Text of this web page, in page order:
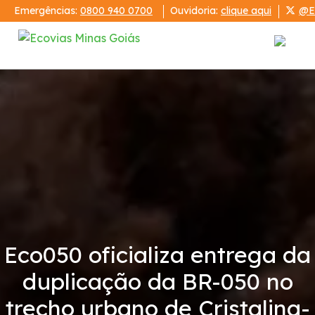
Emergências: 0800 940 0700 Ouvidoria: clique aqui
Serviços
PRA
Eco050 oficializa entrega da
duplicação da BR-050 no
trecho urbano de Cristalina-